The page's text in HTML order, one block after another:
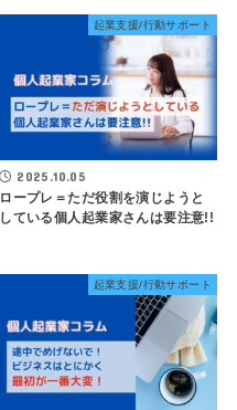
起業支援/行動サポート
2025.10.05
ロープレ＝ただ役割を演じようと
している個人起業家さんは要注意!!
起業支援/行動サポート